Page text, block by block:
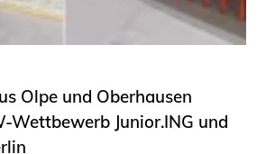
Fortbildungsträger
Formulare
Ingenieurinnen
Olpe und Oberhausen
Wettbewerb Junior.ING und